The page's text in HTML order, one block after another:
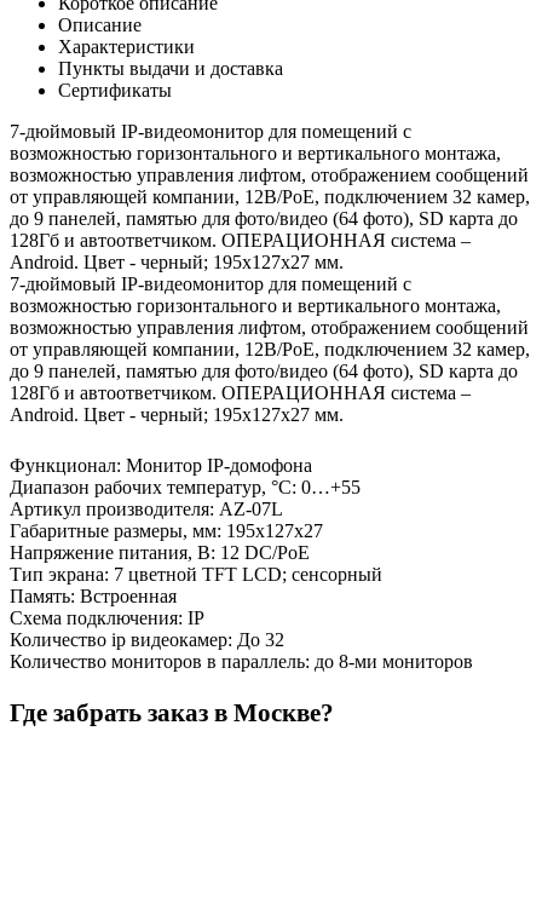
Описание
Характеристики
Пункты выдачи и доставка
Сертификаты
7-дюймовый IP-видеомонитор для помещений с
возможностью горизонтального и вертикального монтажа,
возможностью управления лифтом, отображением сообщений
от управляющей компании, 12В/PoE, подключением 32 камер,
до 9 панелей, памятью для фото/видео (64 фото), SD карта до
128Гб и автоответчиком. ОПЕРАЦИОННАЯ система –
Android. Цвет - черный; 195x127x27 мм.
7-дюймовый IP-видеомонитор для помещений с
возможностью горизонтального и вертикального монтажа,
возможностью управления лифтом, отображением сообщений
от управляющей компании, 12В/PoE, подключением 32 камер,
до 9 панелей, памятью для фото/видео (64 фото), SD карта до
128Гб и автоответчиком. ОПЕРАЦИОННАЯ система –
Android. Цвет - черный; 195x127x27 мм.
Функционал: Монитор IP-домофона
Диапазон рабочих температур, °С: 0…+55
Артикул производителя: AZ-07L
Габаритные размеры, мм: 195х127х27
Напряжение питания, В: 12 DC/PoE
Тип экрана: 7 цветной TFT LCD; сенсорный
Память: Встроенная
Схема подключения: IP
Количество ip видеокамер: До 32
Количество мониторов в параллель: до 8-ми мониторов
Где забрать заказ в Москве?